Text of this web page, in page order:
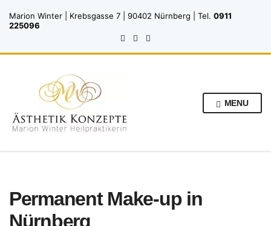
Marion Winter | Krebsgasse 7 | 90402 Nürnberg | Tel. 0911
225096
MENU
Permanent Make-up in
Nürnberg